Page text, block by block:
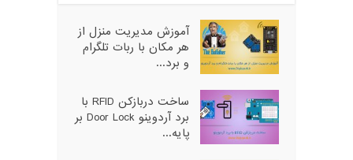
آموزش مدیریت منزل از
هر مکان با ربات تلگرام
و برد...
ساخت دربازکن RFID با
برد آردوینو Door Lock بر
پایه...